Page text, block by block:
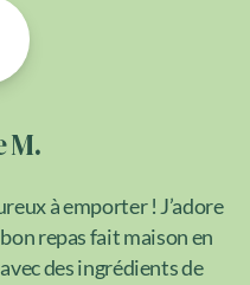
M.
à emporter ! J’adore
repas fait maison en
des ingrédients de